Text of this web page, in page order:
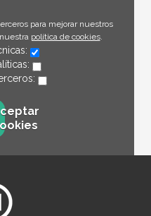
para mejorar nuestros
política de cookies.